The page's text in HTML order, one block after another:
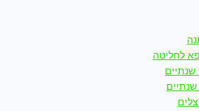
לחליטה
שנתיים